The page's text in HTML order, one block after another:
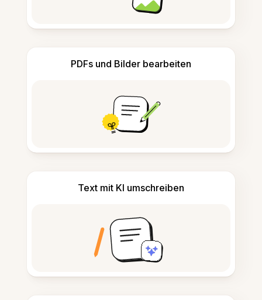
PDFs und Bilder bearbeiten
Text mit KI umschreiben